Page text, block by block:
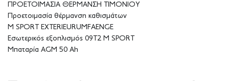
ΠΡΟΕΤΟΙΜΑΣΙΑ ΘΕΡΜΑΝΣΗ ΤΙΜΟΝΙΟΥ
Προετοιμασία θέρμανση καθισμάτων
M SPORT EXTERIEURUMFAENGE
Εσωτερικός εξοπλισμός 09T2 M SPORT
Μπαταρία AGM 50 Ah